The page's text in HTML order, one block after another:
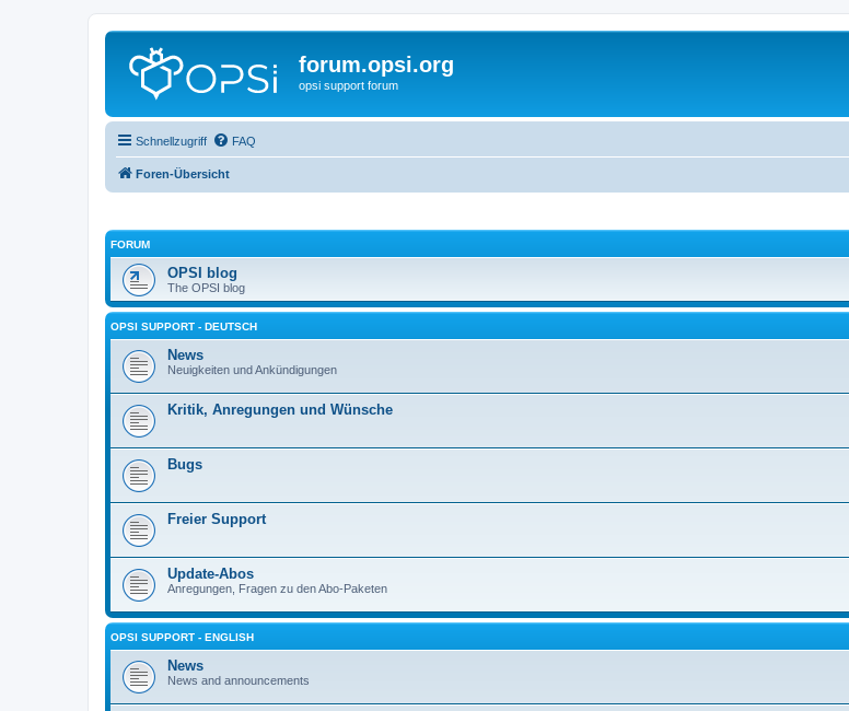
forum.opsi.org
opsi support forum
Schnellzugriff FAQ
Foren-Übersicht
FORUM
OPSI blog
The OPSI blog
OPSI SUPPORT - DEUTSCH
News
Neuigkeiten und Ankündigungen
Kritik, Anregungen und Wünsche
Bugs
Freier Support
Update-Abos
Anregungen, Fragen zu den Abo-Paketen
OPSI SUPPORT - ENGLISH
News
News and announcements